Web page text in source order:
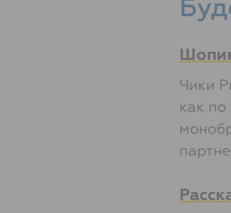
Чики
как по